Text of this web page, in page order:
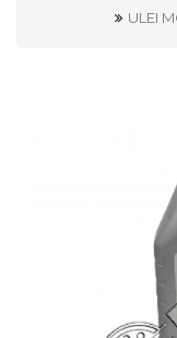
ULEI